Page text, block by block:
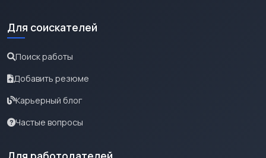
Для соискателей
Поиск работы
Добавить резюме
Карьерный блог
Частые вопросы